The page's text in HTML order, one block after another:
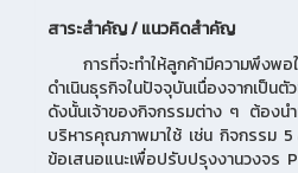
สาระสำคัญ / แนวคิดสำคัญ
การที่จะทำให้ลูกค้ามีความพึงพอ
ดำเนินธุรกิจในปัจจุบันเนื่องจากเป็น
ดังนั้นเจ้าของกิจกรรมต่าง ๆ ต้องนำ
บริหารคุณภาพมาใช้ เช่น กิจกรรม
ข้อเสนอแนะเพื่อปรับปรุงงานวงจร